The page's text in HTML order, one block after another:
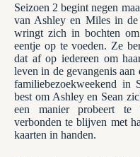
Seizoen 2 begint negen
van Ashley en Miles in
wringt zich in bochten
eentje op te voeden. Ze
dat af op iedereen om
leven in de gevangenis aan
familiebezoekweekend in
best om Ashley en Sean
een manier probeert
verbonden te blijven met
kaarten in handen.